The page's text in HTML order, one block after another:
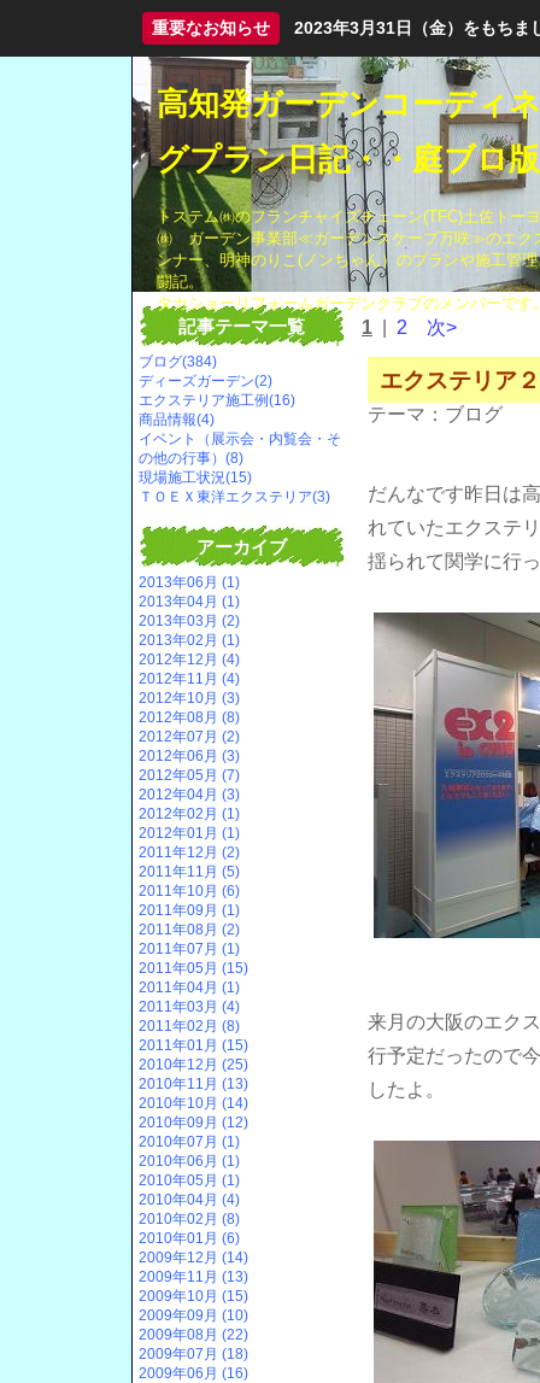
重要なお知らせ 2023年3月31日（金）をもちま
高知発ガーデンコーディ
グプラン日記・・庭ブロ版
トステム㈱のフランチャイズチェーン(TFC)土佐トー
㈱ ガーデン事業部≪ガーデンスケープ万咲≫のエク
ンナー、明神のりこ(ノンちゃん）のプランや施工管
闘記。
タカショーリフォームガーデンクラブのメンバーです
1 2 次>
エクステリア
テーマ： ブログ
だんなです昨日は
れていたエクステ
揺られて関学に行
来月の大阪のエク
行予定だったので
したよ。
記事テーマ一覧
ブログ(384)
ディーズガーデン(2)
エクステリア施工例(16)
商品情報(4)
イベント（展示会・内覧会・そ
の他の行事）(8)
現場施工状況(15)
ＴＯＥＸ東洋エクステリア(3)
アーカイブ
2013年06月 (1)
2013年04月 (1)
2013年03月 (2)
2013年02月 (1)
2012年12月 (4)
2012年11月 (4)
2012年10月 (3)
2012年08月 (8)
2012年07月 (2)
2012年06月 (3)
2012年05月 (7)
2012年04月 (3)
2012年02月 (1)
2012年01月 (1)
2011年12月 (2)
2011年11月 (5)
2011年10月 (6)
2011年09月 (1)
2011年08月 (2)
2011年07月 (1)
2011年05月 (15)
2011年04月 (1)
2011年03月 (4)
2011年02月 (8)
2011年01月 (15)
2010年12月 (25)
2010年11月 (13)
2010年10月 (14)
2010年09月 (12)
2010年07月 (1)
2010年06月 (1)
2010年05月 (1)
2010年04月 (4)
2010年02月 (8)
2010年01月 (6)
2009年12月 (14)
2009年11月 (13)
2009年10月 (15)
2009年09月 (10)
2009年08月 (22)
2009年07月 (18)
2009年06月 (16)